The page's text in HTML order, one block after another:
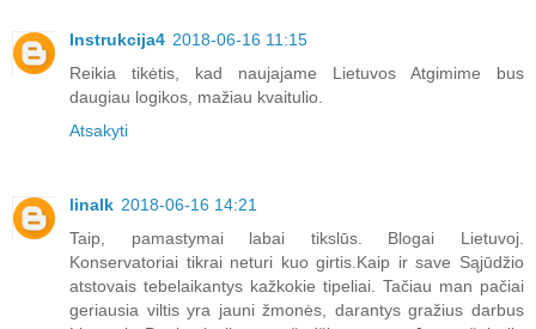
Instrukcija4 2018-06-16 11:15
Reikia tikėtis, kad naujajame Lietuvos Atgimime bus
daugiau logikos, mažiau kvaitulio.
Atsakyti
linalk 2018-06-16 14:21
Taip, pamastymai labai tikslūs. Blogai Lietuvoj.
Konservatoriai tikrai neturi kuo girtis.Kaip ir save Sąjūdžio
atstovais tebelaikantys kažkokie tipeliai. Tačiau man pačiai
geriausia viltis yra jauni žmonės, darantys gražius darbus